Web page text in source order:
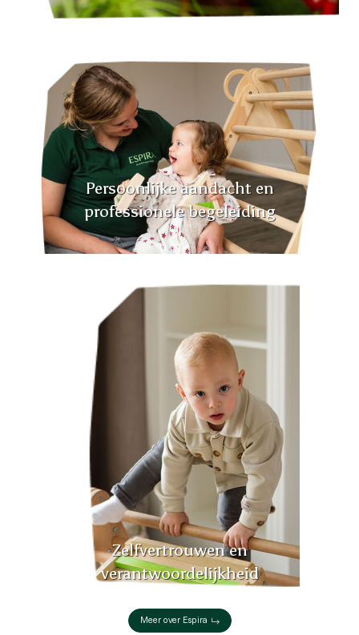
Persoonlijke aandacht en
professionele begeleiding
Zelfvertrouwen en
verantwoordelijkheid
Meer over Espira